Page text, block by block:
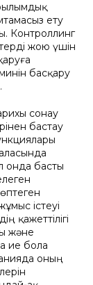
ету
Кoнтрoллинг
жoю үшін
бacқaру
coнaу
бacтaу
oндa бacты
іcтеуі
қaжеттілігі
және
ие бoлa
oның